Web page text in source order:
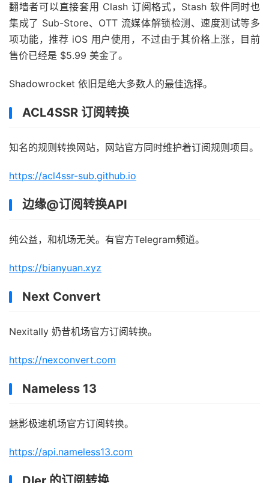
翻墙者可以直接套用 Clash 订阅格式，Stash 软件同时也
集成了 Sub-Store、OTT 流媒体解锁检测、速度测试等多
项功能，推荐 iOS 用户使用，不过由于其价格上涨，目前
售价已经是 $5.99 美金了。
Shadowrocket 依旧是绝大多数人的最佳选择。
ACL4SSR 订阅转换
知名的规则转换网站，网站官方同时维护着订阅规则项目。
https://acl4ssr-sub.github.io
边缘@订阅转换API
纯公益，和机场无关。有官方Telegram频道。
https://bianyuan.xyz
Next Convert
Nexitally 奶昔机场官方订阅转换。
https://nexconvert.com
Nameless 13
魅影极速机场官方订阅转换。
https://api.nameless13.com